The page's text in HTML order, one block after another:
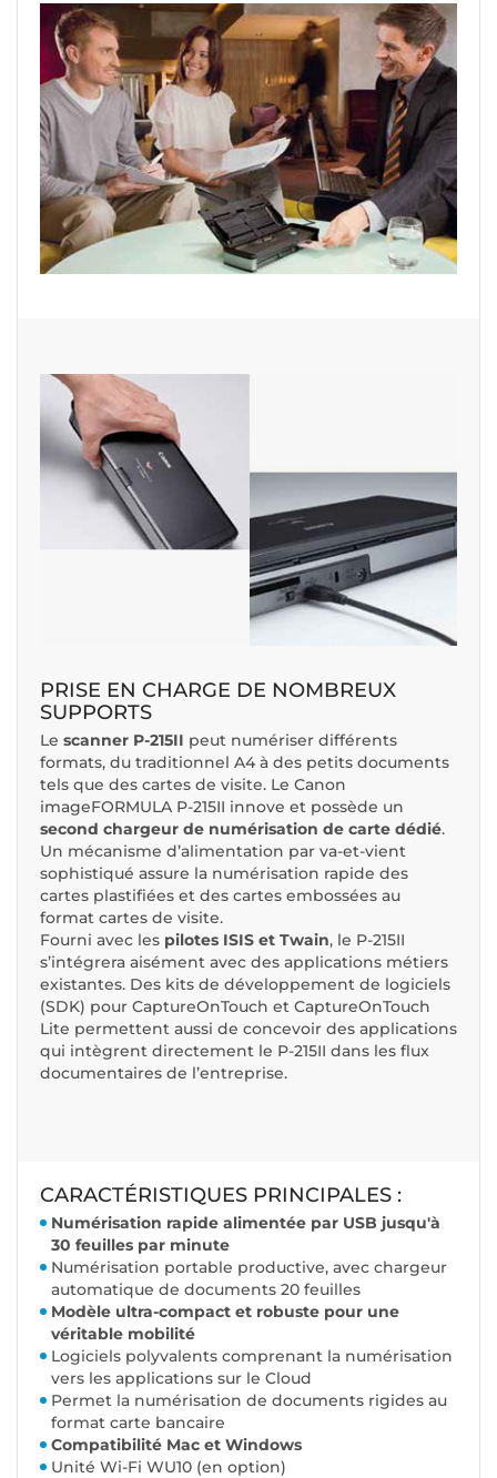
PRISE EN CHARGE DE NOMBREUX
SUPPORTS
Le scanner P-215II peut numériser différents
formats, du traditionnel A4 à des petits documents
tels que des cartes de visite. Le Canon
imageFORMULA P-215II innove et possède un
second chargeur de numérisation de carte dédié.
Un mécanisme d’alimentation par va-et-vient
sophistiqué assure la numérisation rapide des
cartes plastifiées et des cartes embossées au
format cartes de visite.
Fourni avec les pilotes ISIS et Twain, le P-215II
s’intégrera aisément avec des applications métiers
existantes. Des kits de développement de logiciels
(SDK) pour CaptureOnTouch et CaptureOnTouch
Lite permettent aussi de concevoir des applications
qui intègrent directement le P-215II dans les flux
documentaires de l’entreprise.
CARACTÉRISTIQUES PRINCIPALES :
Numérisation rapide alimentée par USB jusqu'à
30 feuilles par minute
Numérisation portable productive, avec chargeur
automatique de documents 20 feuilles
Modèle ultra-compact et robuste pour une
véritable mobilité
Logiciels polyvalents comprenant la numérisation
vers les applications sur le Cloud
Permet la numérisation de documents rigides au
format carte bancaire
Compatibilité Mac et Windows
Unité Wi-Fi WU10 (en option)